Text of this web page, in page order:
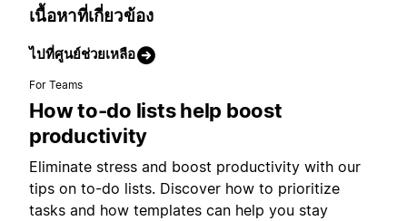
เนื้อหาที่เกี่ยวข้อง
ไปที่ศูนย์ช่วยเหลือ
For Teams
How to-do lists help boost
productivity
Eliminate stress and boost productivity with our
tips on to-do lists. Discover how to prioritize
tasks and how templates can help you stay